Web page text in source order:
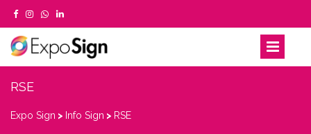
RSE
Expo Sign > Info Sign > RSE